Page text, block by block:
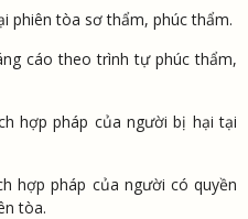
phiên tòa sơ thẩm, phúc thẩm.
cáo theo trình tự phúc thẩm,
hợp pháp của người bị hại tại
hợp pháp của người có quyền
tòa.